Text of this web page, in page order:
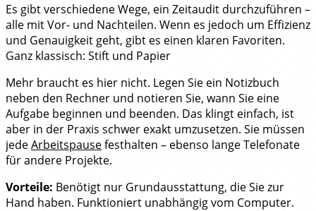
Es gibt verschiedene Wege, ein Zeitaudit durchzuführen –
alle mit Vor- und Nachteilen. Wenn es jedoch um Effizienz
und Genauigkeit geht, gibt es einen klaren Favoriten.
Ganz klassisch: Stift und Papier
Mehr braucht es hier nicht. Legen Sie ein Notizbuch
neben den Rechner und notieren Sie, wann Sie eine
Aufgabe beginnen und beenden. Das klingt einfach, ist
aber in der Praxis schwer exakt umzusetzen. Sie müssen
jedeArbeitspausefesthalten – ebenso lange Telefonate
für andere Projekte.
Vorteile: Benötigt nur Grundausstattung, die Sie zur
Hand haben. Funktioniert unabhängig vom Computer.